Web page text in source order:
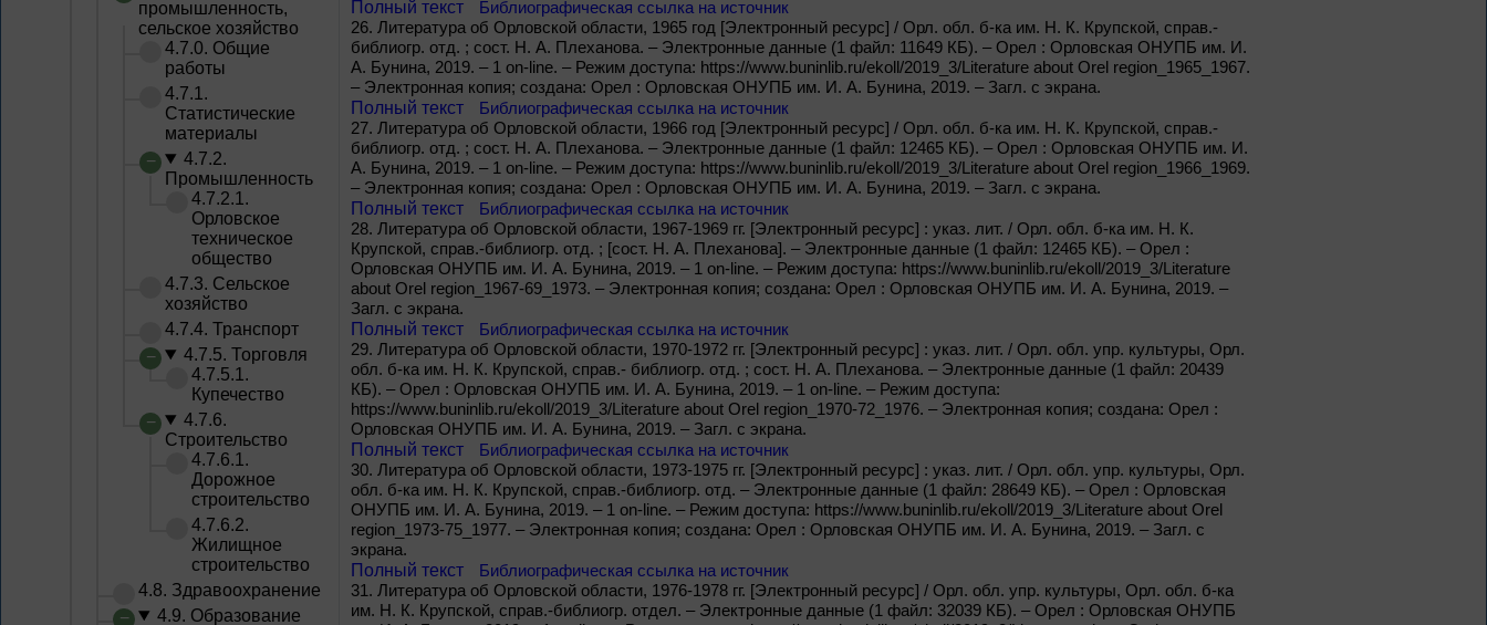
промышленность,
сельское хозяйство
4.7.0. Общие
работы
4.7.1.
Статистические
материалы
4.7.2.
Промышленность
4.7.2.1.
Орловское
техническое
общество
4.7.3. Сельское
хозяйство
4.7.4. Транспорт
4.7.5. Торговля
4.7.5.1.
Купечество
4.7.6.
Строительство
4.7.6.1.
Дорожное
строительство
4.7.6.2.
Жилищное
строительство
4.8. Здравоохранение
4.9. Образование
Полный текст
Библиографическая ссылка на источник
26. Литература об Орловской области, 1965 год [Электронный ресурс] / Орл. обл. б-ка им. Н. К. Крупской, справ.-
библиогр. отд. ; сост. Н. А. Плеханова. – Электронные данные (1 файл: 11649 КБ). – Орел : Орловская ОНУПБ им. И.
А. Бунина, 2019. – 1 on-line. – Режим доступа: https://www.buninlib.ru/ekoll/2019_3/Literature about Orel region_1965_1967.
– Электронная копия; создана: Орел : Орловская ОНУПБ им. И. А. Бунина, 2019. – Загл. с экрана.
Полный текст
Библиографическая ссылка на источник
27. Литература об Орловской области, 1966 год [Электронный ресурс] / Орл. обл. б-ка им. Н. К. Крупской, справ.-
библиогр. отд. ; сост. Н. А. Плеханова. – Электронные данные (1 файл: 12465 КБ). – Орел : Орловская ОНУПБ им. И.
А. Бунина, 2019. – 1 on-line. – Режим доступа: https://www.buninlib.ru/ekoll/2019_3/Literature about Orel region_1966_1969.
– Электронная копия; создана: Орел : Орловская ОНУПБ им. И. А. Бунина, 2019. – Загл. с экрана.
Полный текст
Библиографическая ссылка на источник
28. Литература об Орловской области, 1967-1969 гг. [Электронный ресурс] : указ. лит. / Орл. обл. б-ка им. Н. К.
Крупской, справ.-библиогр. отд. ; [сост. Н. А. Плеханова]. – Электронные данные (1 файл: 12465 КБ). – Орел :
Орловская ОНУПБ им. И. А. Бунина, 2019. – 1 on-line. – Режим доступа: https://www.buninlib.ru/ekoll/2019_3/Literature
about Orel region_1967-69_1973. – Электронная копия; создана: Орел : Орловская ОНУПБ им. И. А. Бунина, 2019. –
Загл. с экрана.
Полный текст
Библиографическая ссылка на источник
29. Литература об Орловской области, 1970-1972 гг. [Электронный ресурс] : указ. лит. / Орл. обл. упр. культуры, Орл.
обл. б-ка им. Н. К. Крупской, справ.- библиогр. отд. ; сост. Н. А. Плеханова. – Электронные данные (1 файл: 20439
КБ). – Орел : Орловская ОНУПБ им. И. А. Бунина, 2019. – 1 on-line. – Режим доступа:
https://www.buninlib.ru/ekoll/2019_3/Literature about Orel region_1970-72_1976. – Электронная копия; создана: Орел :
Орловская ОНУПБ им. И. А. Бунина, 2019. – Загл. с экрана.
Полный текст
Библиографическая ссылка на источник
30. Литература об Орловской области, 1973-1975 гг. [Электронный ресурс] : указ. лит. / Орл. обл. упр. культуры, Орл.
обл. б-ка им. Н. К. Крупской, справ.-библиогр. отд. – Электронные данные (1 файл: 28649 КБ). – Орел : Орловская
ОНУПБ им. И. А. Бунина, 2019. – 1 on-line. – Режим доступа: https://www.buninlib.ru/ekoll/2019_3/Literature about Orel
region_1973-75_1977. – Электронная копия; создана: Орел : Орловская ОНУПБ им. И. А. Бунина, 2019. – Загл. с
экрана.
Полный текст
Библиографическая ссылка на источник
31. Литература об Орловской области, 1976-1978 гг. [Электронный ресурс] / Орл. обл. упр. культуры, Орл. обл. б-ка
им. Н. К. Крупской, справ.-библиогр. отдел. – Электронные данные (1 файл: 32039 КБ). – Орел : Орловская ОНУПБ